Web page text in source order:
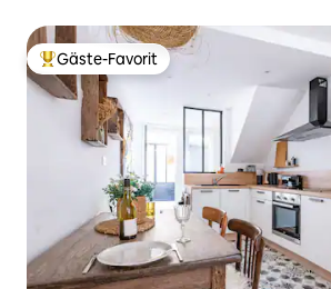
Beliebter Gäste-Favorit.
Gäste-Favorit